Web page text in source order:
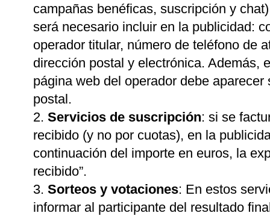
campañas benéficas, suscripción y
será necesario incluir en la publicidad:
operador titular, número de teléfono de
dirección postal y electrónica. Además,
página web del operador debe aparecer
postal.
Servicios de suscripción: si se
recibido (y no por cuotas), en la
continuación del importe en euros, la
recibido”.
Sorteos y votaciones: En estos
informar al participante del resultado